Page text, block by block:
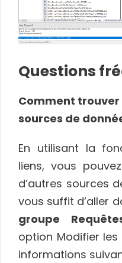
Questions
Comment trouver
sources de
En utilisant la
liens, vous
d’autres sources
vous suffit d’aller
groupe
option Modifier
informations